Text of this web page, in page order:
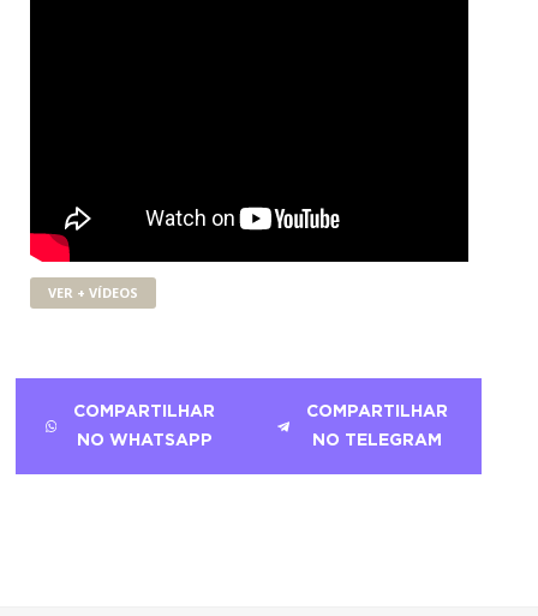
VER + VÍDEOS
COMPARTILHAR
NO WHATSAPP
COMPARTILHAR
NO TELEGRAM